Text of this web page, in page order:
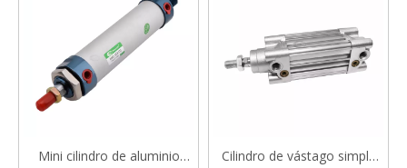
Mini cilindro de aluminio
Cilindro de vástago simple